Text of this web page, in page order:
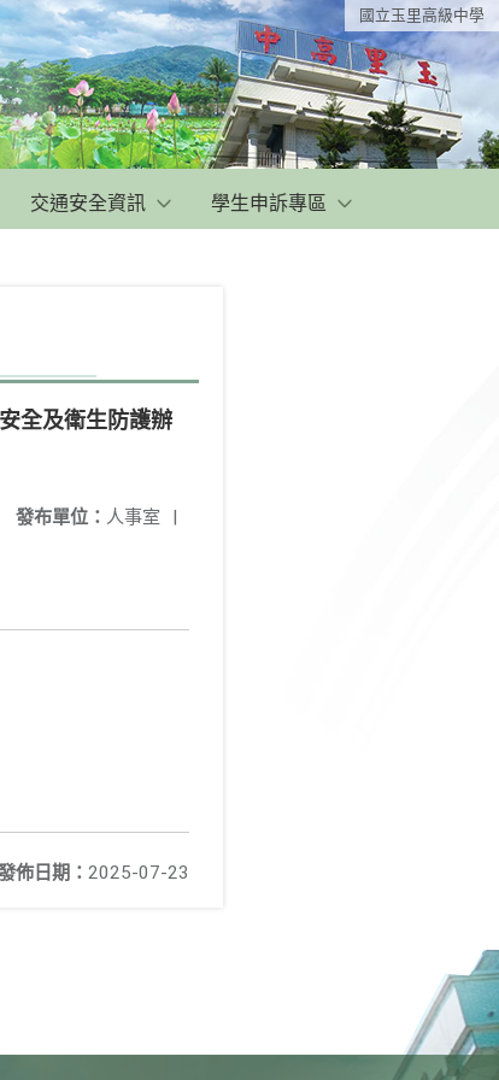
國立玉里高級中學
交通安全資訊 學生申訴專區
全及衛生防護辦
發布單位： 人事室 |
佈日期： 2025-07-23